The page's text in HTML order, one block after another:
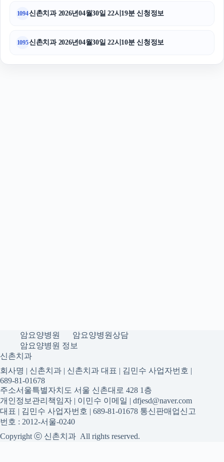
1094신촌치과 2026년04월30일 22시19분 신청정보
1095신촌치과 2026년04월30일 22시10분 신청정보
암요양병원
암요양병원상담
암요양병원 정보
신촌치과
회사명 | 신촌치과 | 신촌치과 대표 | 김민수 사업자번호 |
689-81-01678
주소서울특별자치도 서울 신촌대로 428 1층
개인정보관리책임자 | 이민수 이메일 | dfjesd@naver.com
대표 | 김민수 사업자번호 | 689-81-01678 통신판매업신고
번호 : 2012-서울-0240
Copyright ⓒ 신촌치과 All rights reserved.